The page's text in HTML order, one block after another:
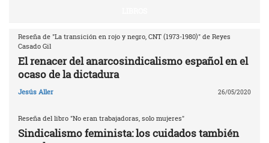
Reseña de "La transición en rojo y negro, CNT (1973-1980)" de Reyes
Casado Gil
El renacer del anarcosindicalismo español en el
ocaso de la dictadura
Jesús Aller 26/05/2020
Reseña del libro "No eran trabajadoras, solo mujeres"
Sindicalismo feminista: los cuidados también